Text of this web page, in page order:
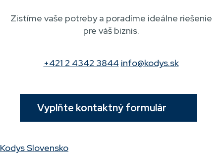
Zistíme vaše potreby a poradíme ideálne riešenie
pre váš biznis.
+421 2 4342 3844 info@kodys.sk
Vyplňte kontaktný formulár
Kodys Slovensko